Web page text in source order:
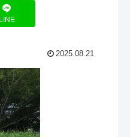
LINE
2025.08.21